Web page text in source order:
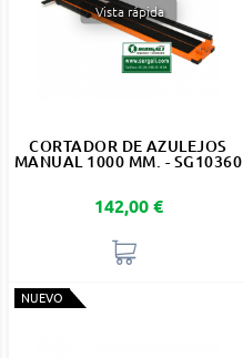
Vista rápida
CORTADOR DE AZULEJOS
MANUAL 1000 MM. - SG10360
Precio
142,00 €
NUEVO